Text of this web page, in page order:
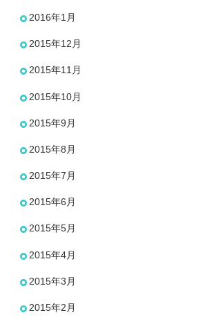
2016年1月
2015年12月
2015年11月
2015年10月
2015年9月
2015年8月
2015年7月
2015年6月
2015年5月
2015年4月
2015年3月
2015年2月